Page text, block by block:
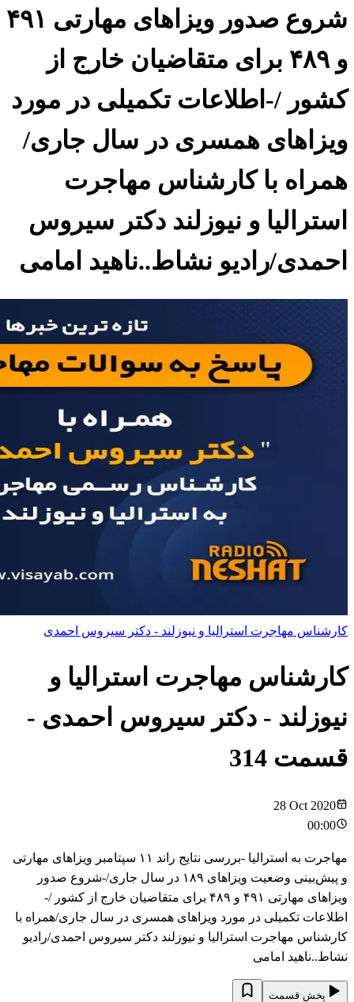
شروع صدور ویزاهای مهارتی ۴۹۱
و ۴۸۹ برای متقاضیان خارج از
کشور /-اطلاعات تکمیلی در مورد
ویزاهای همسری در سال جاری/
همراه با کارشناس مهاجرت
استرالیا و نیوزلند دکتر سیروس
احمدی/رادیو نشاط..ناهید امامی
کارشناس مهاجرت استرالیا و نیوزلند - دکتر سیروس احمدی
کارشناس مهاجرت استرالیا و
نیوزلند - دکتر سیروس احمدی -
قسمت 314
28 Oct 2020
00:00
مهاجرت به استرالیا -بررسی نتایج راند ۱۱ سپتامبر ویزاهای مهارتی
و پیش‌بینی وضعیت ویزاهای ۱۸۹ در سال جاری/-شروع صدور
ویزاهای مهارتی ۴۹۱ و ۴۸۹ برای متقاضیان خارج از کشور /-
اطلاعات تکمیلی در مورد ویزاهای همسری در سال جاری/همراه با
کارشناس مهاجرت استرالیا و نیوزلند دکتر سیروس احمدی/رادیو
نشاط..ناهید امامی
پخش قسمت